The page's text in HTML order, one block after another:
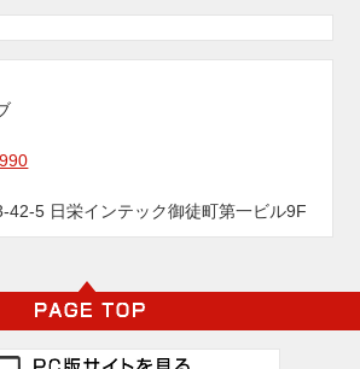
42-5 日栄インテック御徒町第一ビル9F